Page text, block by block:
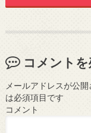
コメント
メールアドレスが公
は必須項目です
コメント